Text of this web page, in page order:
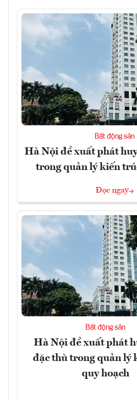
Bất động sản
Hà Nội đề xuất phát
trong quản lý kiến
Đọc ngay
Bất động sản
Hà Nội đề xuất phát
đặc thù trong quản lý
quy hoạch